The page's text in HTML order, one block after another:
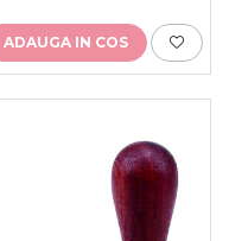
ADAUGA IN COS